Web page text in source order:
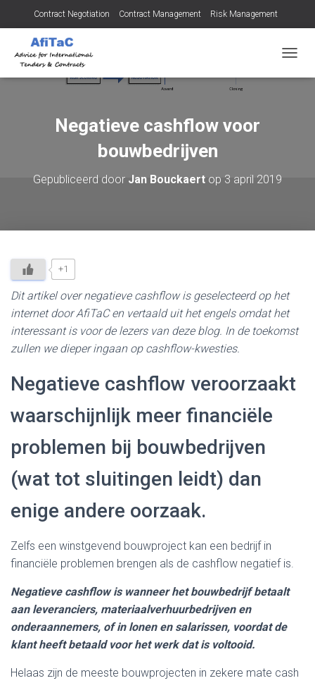
Contract Negotiation Contract Management Risk Management
Tendering for Contracts
O
Negatieve cashflow voor
bouwbedrijven
Gepubliceerd door Jan Bouckaert op 3 april 2019
+1
Dit artikel over negatieve cashflow is geselecteerd op het
internet door AfiTaC en vertaald uit het engels omdat het
interessant is voor de lezers van deze blog. In de toekomst
zullen we dieper ingaan op cashflow-kwesties.
Negatieve cashflow veroorzaakt
waarschijnlijk meer financiële
problemen bij bouwbedrijven
(wat tot sluitingen leidt) dan
enige andere oorzaak.
Zelfs een winstgevend bouwproject kan een bedrijf in
financiële problemen brengen als de cashflow negatief is.
Negatieve cashflow is wanneer het bouwbedrijf betaalt
aan leveranciers, materiaalverhuurbedrijven en
onderaannemers, of in lonen en salarissen, voordat de
klant heeft betaald voor het werk dat is voltooid.
Helaas zijn de meeste bouwprojecten in zekere mate cash